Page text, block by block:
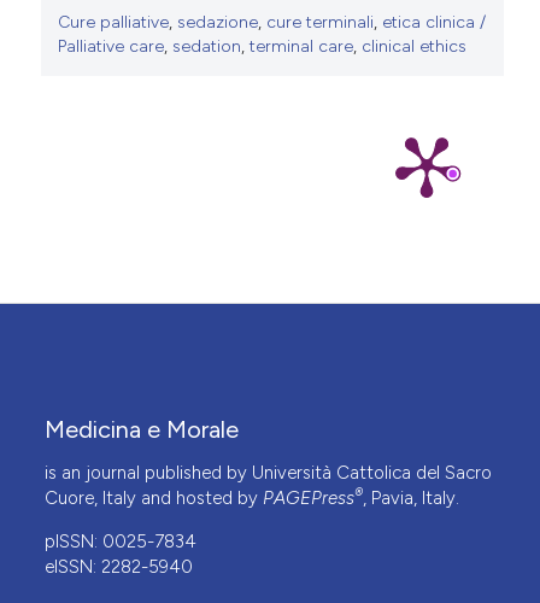
Cure palliative, sedazione, cure terminali, etica clinica /
Palliative care, sedation,terminal care, clinical ethics
Medicina e Morale
is an journal published by Università Cattolica del Sacro
Cuore, Italy and hosted by PAGEPress®, Pavia, Italy.
pISSN: 0025-7834
eISSN: 2282-5940